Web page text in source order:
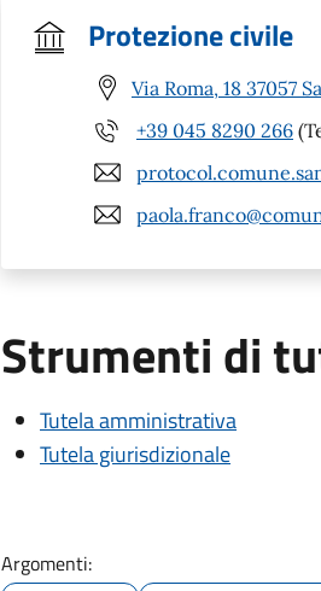
Protezione civile
Via Roma, 18 37057
+39 045 8290 266
Strumenti di
Tutela amministrativa
Tutela giurisdizionale
Argomenti: